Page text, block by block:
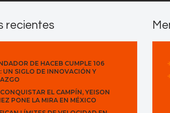
recientes
DE HACEB CUMPLE 106
UN SIGLO DE INNOVACIÓN Y
EL CAMPÍN, YEISON
PONE LA MIRA EN MÉXICO